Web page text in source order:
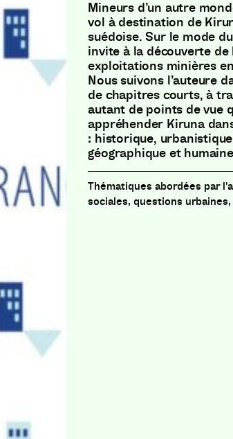
Mineurs d’un autre
vol à destination de
suédoise. Sur le mode
invite à la découverte de
exploitations minières
Nous suivons l’auteure
de chapitres courts, à
autant de points de vue
appréhender Kiruna
: historique,
géographique et
sociales, questions